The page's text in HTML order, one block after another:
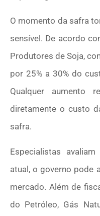
O momento da safra
sensível. De acordo
Produtores de Soja,
por 25% a 30% do
Qualquer aumento
diretamente o custo
safra.
Especialistas
atual, o governo pode
mercado. Além de
do Petróleo, Gás